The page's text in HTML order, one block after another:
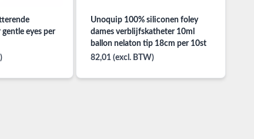
eyes per
Unoquip 100% siliconen foley
dames verblijfskatheter 10ml
ballon nelaton tip 18cm per 10st
82,01 (excl. BTW)